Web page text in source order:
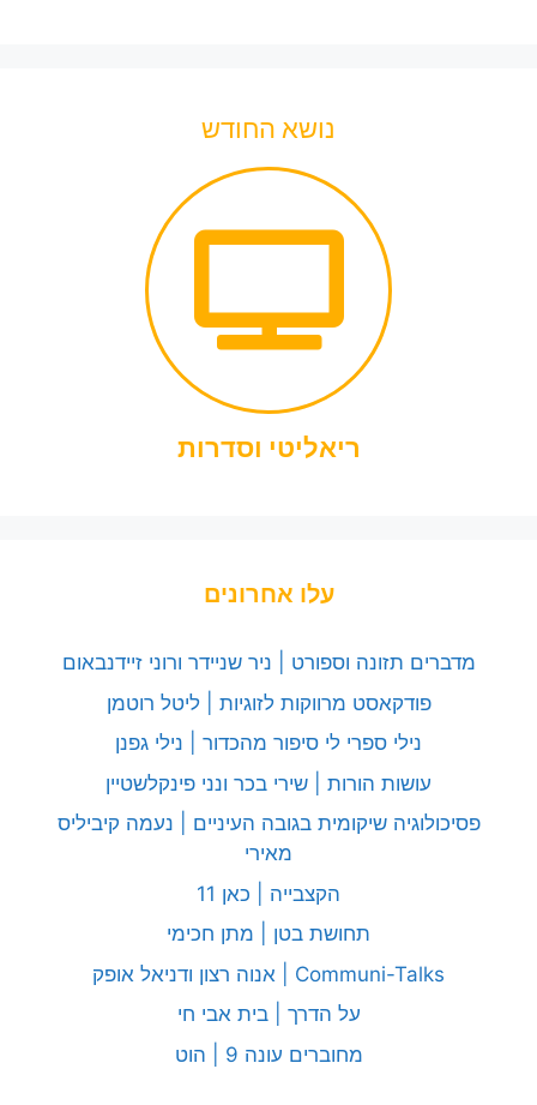
נושא החודש
ריאליטי וסדרות
עלו אחרונים
מדברים תזונה וספורט | ניר שניידר ורוני זיידנבאום
פודקאסט מרווקות לזוגיות | ליטל רוטמן
נילי ספרי לי סיפור מהכדור | נילי גפנן
עושות הורות | שירי בכר ונני פינקלשטיין
פסיכולוגיה שיקומית בגובה העיניים | נעמה קיביליס
מאירי
הקצבייה | כאן 11
תחושת בטן | מתן חכימי
Communi-Talks | אנוה רצון ודניאל אופק
על הדרך | בית אבי חי
מחוברים עונה 9 | הוט